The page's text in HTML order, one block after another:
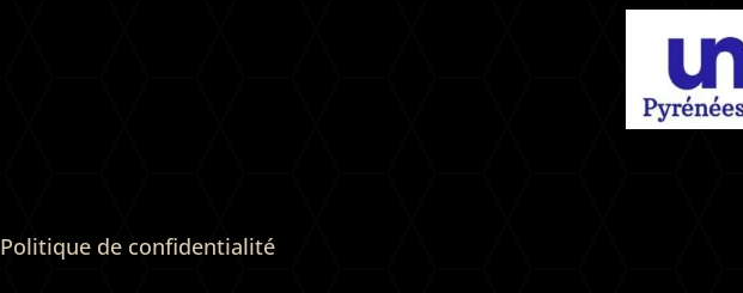
Politique de confidentialité